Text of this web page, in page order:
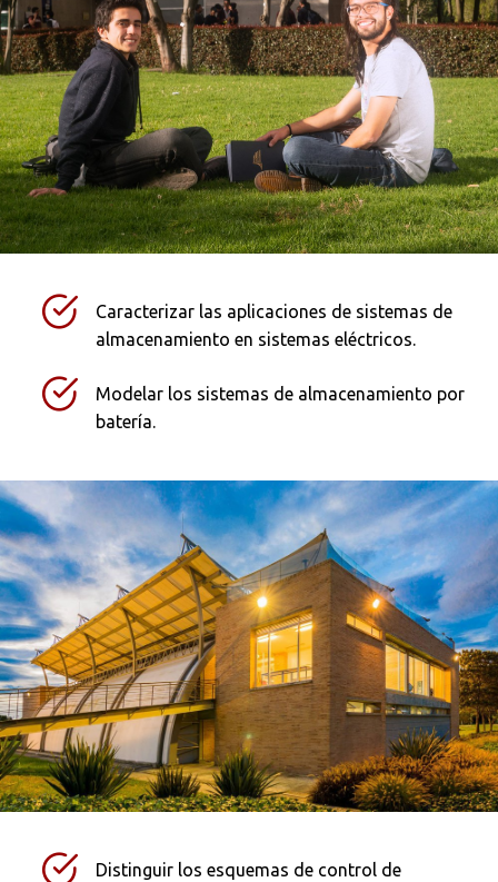
Caracterizar las aplicaciones de sistemas de
almacenamiento en sistemas eléctricos.
Modelar los sistemas de almacenamiento por
batería.
Distinguir los esquemas de control de